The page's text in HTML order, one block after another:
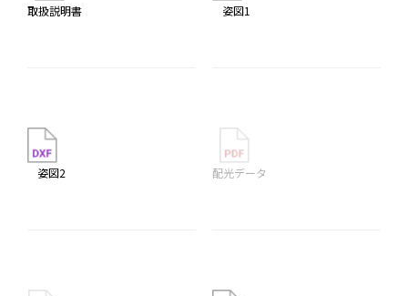
取扱説明書 姿図1
姿図2 配光データ